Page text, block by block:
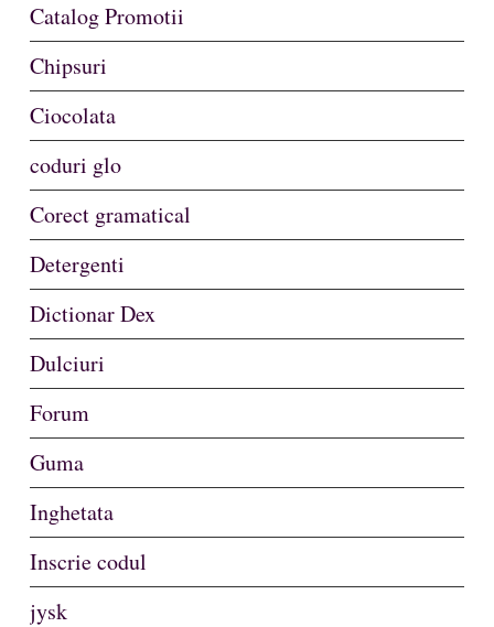
Catalog Promotii
Chipsuri
Ciocolata
coduri glo
Corect gramatical
Detergenti
Dictionar Dex
Dulciuri
Forum
Guma
Inghetata
Inscrie codul
jysk